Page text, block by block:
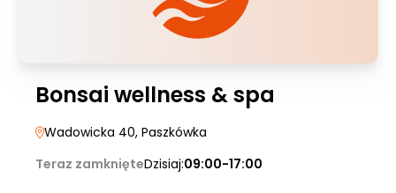
Bonsai wellness & spa
Wadowicka 40, Paszkówka
Teraz zamknięteDzisiaj:09:00-17:00